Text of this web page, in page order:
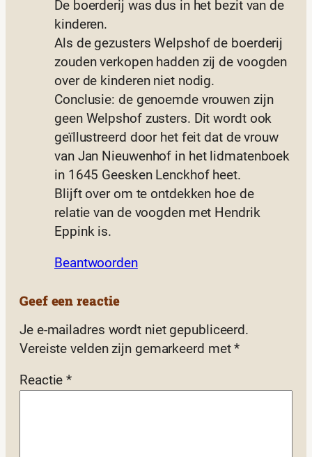
De boerderij was dus in het bezit van de
kinderen.
Als de gezusters Welpshof de boerderij
zouden verkopen hadden zij de voogden
over de kinderen niet nodig.
Conclusie: de genoemde vrouwen zijn
geen Welpshof zusters. Dit wordt ook
geïllustreerd door het feit dat de vrouw
van Jan Nieuwenhof in het lidmatenboek
in 1645 Geesken Lenckhof heet.
Blijft over om te ontdekken hoe de
relatie van de voogden met Hendrik
Eppink is.
Beantwoorden
Geef een reactie
Je e-mailadres wordt niet gepubliceerd.
Vereiste velden zijn gemarkeerd met*
Reactie*